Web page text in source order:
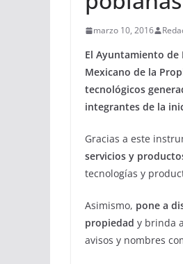
marzo 10, 2016
El Ayuntamiento de
Mexicano de la
tecnológicos
integrantes de la
Gracias a este
servicios y
tecnologías y
Asimismo, pone a
propiedad y brinda
avisos y nombres